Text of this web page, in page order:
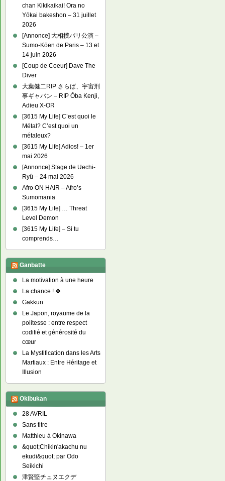
chan Kikikaikai! Ora no
Yōkai bakeshon – 31 juillet
2026
[Annonce] 大相撲パリ公演 –
Sumo-Kōen de Paris – 13 et
14 juin 2026
[Coup de Coeur] Dave The
Diver
大葉健二RIP さらば、宇宙刑
事ギャバン – RIP Ōba Kenji,
Adieu X-OR
[3615 My Life] C’est quoi le
Métal? C’est quoi un
métaleux?
[3615 My Life] Adios! – 1er
mai 2026
[Annonce] Stage de Uechi-
Ryû – 24 mai 2026
Afro ON HAIR – Afro’s
Sumomania
[3615 My Life] … Threat
Level Demon
[3615 My Life] – Si tu
comprends…
Ganbatte
La motivation à une heure
La chance ! 🍀
Gakkun
Le Japon, royaume de la
politesse : entre respect
codifié et générosité du
cœur
La Mystification dans les Arts
Martiaux : Entre Héritage et
Illusion
Okibukan
28 AVRIL
Sans titre
Matthieu à Okinawa
&quot;Chikin'akachu nu
ekudi&quot; par Odo
Seikichi
津賢堅チュヌエクデ